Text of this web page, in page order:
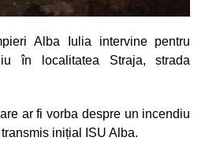
Alba Iulia intervine pentru
în localitatea Straja, strada
ar fi vorba despre un incendiu
inițial ISU Alba.